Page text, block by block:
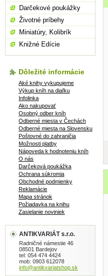
Darčekové poukážky
Životné príbehy
Miniatúry, Kolibrík
Knižné Edície
Dôležité informácie
Aké knihy vykupujeme
Výkup kníh na diaľku
Infolinka
Ako nakupovať
Osobný odber kníh
Odberné miesta v Čechách
Odberné miesta na Slovensku
Poštovné do zahraničia
Možnosti platby
Nápoveda k hodnoteniu kníh
O nás
Darčeková poukážka
Ochrana súkromia
Obchodné podmienky
Reklamácie
Mapa stránok
Požiadavka na knihu
Zasielanie noviniek
ANTIKVARIÁT s.r.o.
Radničné námestie 46
08501 Bardejov
tel: 054 474 4424
mob: 0903 612078
info@antikvariatshop.sk